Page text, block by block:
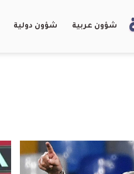
شؤون عربية شؤون دولية